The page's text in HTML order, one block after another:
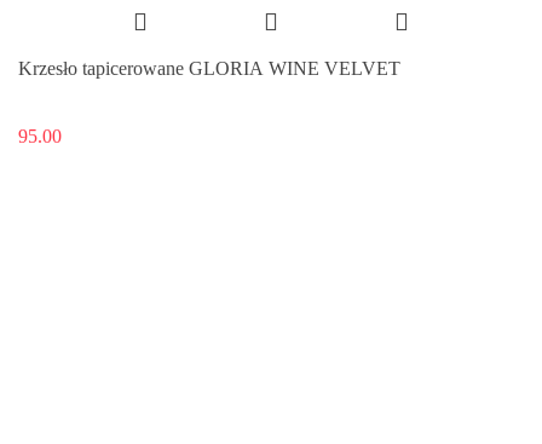
Krzesło tapicerowane GLORIA WINE VELVET
95.00